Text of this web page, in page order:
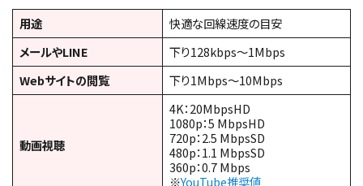
用途
快適な回線速度の目安
メールやLINE
下り128kbps～1Mbps
Webサイトの閲覧
下り1Mbps～10Mbps
動画視聴
4K：20MbpsHD
1080p：5 MbpsHD
720p：2.5 MbpsSD
480p：1.1 MbpsSD
360p：0.7 Mbps
※YouTube推奨値